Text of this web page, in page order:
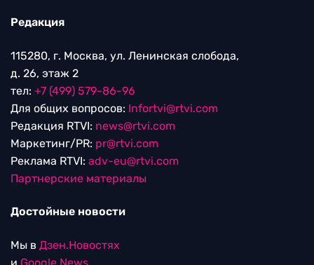
Редакция
115280, г. Москва, ул. Ленинская слобода,
д. 26, этаж 2
тел: +7 (499) 579-86-96
Для общих вопросов: Infortvi@rtvi.com
Редакция RTVI: news@rtvi.com
Маркетинг/PR: pr@rtvi.com
Реклама RTVI: adv-eu@rtvi.com
Партнерские материалы
Достойные новости
Мы в Дзен.Новостях